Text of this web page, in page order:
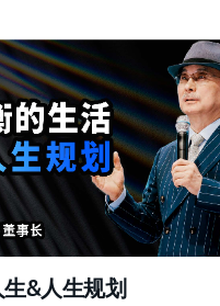
&人生规划